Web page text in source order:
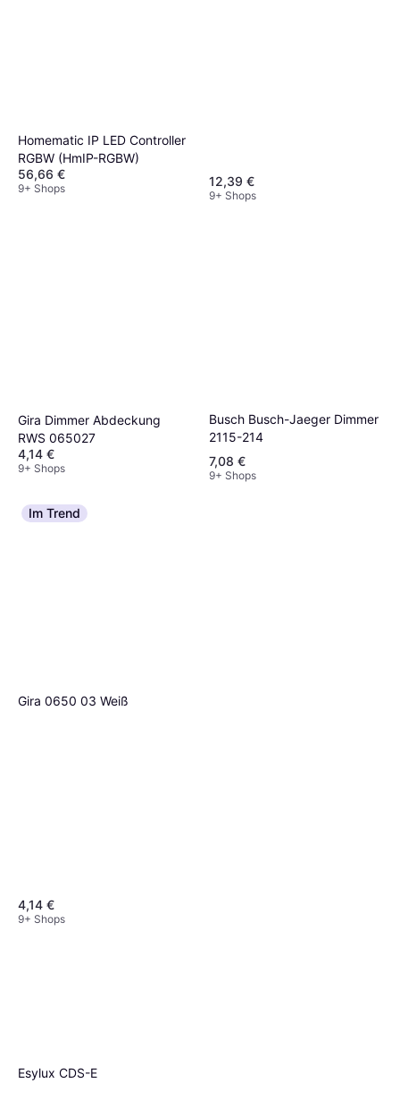
Homematic IP LED Controller
RGBW (HmIP-RGBW)
56,66 €
9+ Shops 12,39 €
9+ Shops
Gira Dimmer Abdeckung
RWS 065027
4,14 €
9+ Shops
Busch Busch-Jaeger Dimmer
2115-214
7,08 €
9+ Shops
Im Trend
Gira 0650 03 Weiß
4,14 €
9+ Shops
Esylux CDS-E